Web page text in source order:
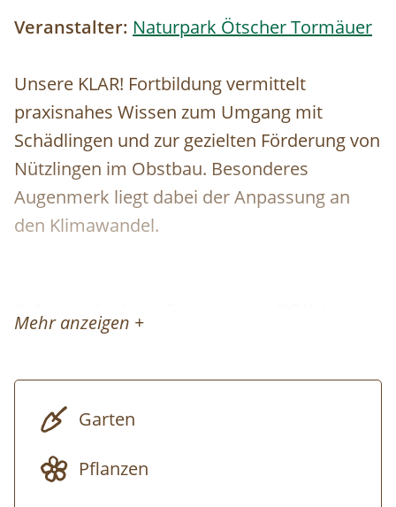
Veranstalter: Naturpark Ötscher Tormäuer
Unsere KLAR! Fortbildung vermittelt
praxisnahes Wissen zum Umgang mit
Schädlingen und zur gezielten Förderung von
Nützlingen im Obstbau. Besonderes
Augenmerk liegt dabei der Anpassung an
den Klimawandel.
Referent: Andreas Spornberger, BOKU
Mehr anzeigen +
Garten
Pflanzen